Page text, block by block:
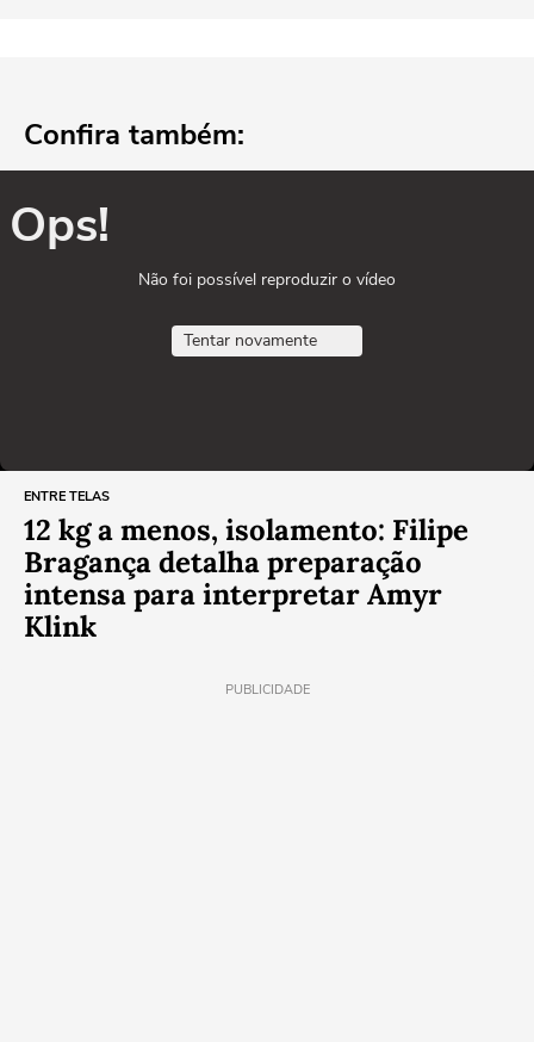
Confira também:
Ops!
Não foi possível reproduzir o vídeo
Tentar novamente
ENTRE TELAS
12 kg a menos, isolamento: Filipe
Bragança detalha preparação
intensa para interpretar Amyr
Klink
PUBLICIDADE